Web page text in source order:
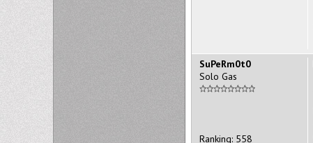
SuPeRm0t0
Solo Gas
Ranking: 558